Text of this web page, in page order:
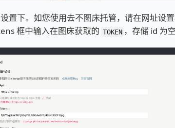
置下。如您使用去不图床托管，请在网址设
框中输入在图床获取的 TOKEN ，存储 id 为